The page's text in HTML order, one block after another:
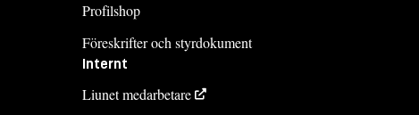
Profilshop
Föreskrifter och styrdokument
Internt
Liunet medarbetare